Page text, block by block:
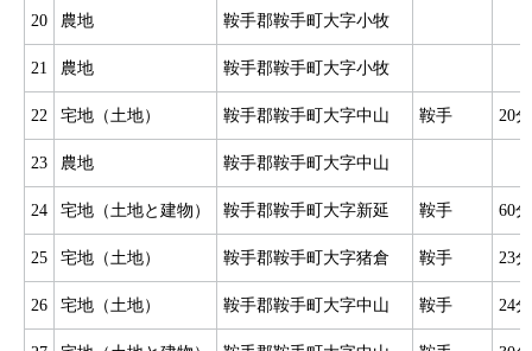
20 農地 鞍手郡鞍手町大字小牧
21 農地 鞍手郡鞍手町大字小牧
22 宅地（土地） 鞍手郡鞍手町大字中山 鞍手 20分
23 農地 鞍手郡鞍手町大字中山
24 宅地（土地と建物） 鞍手郡鞍手町大字新延 鞍手 60分
25 宅地（土地） 鞍手郡鞍手町大字猪倉 鞍手 23分
26 宅地（土地） 鞍手郡鞍手町大字中山 鞍手 24分